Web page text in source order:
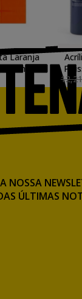
Laranja
ml.)
NOSSA
ÚLTIMAS